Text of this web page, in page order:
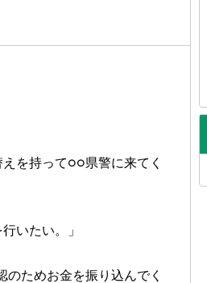
を持って○○県警に来てく
いたい。」
ためお金を振り込んでく